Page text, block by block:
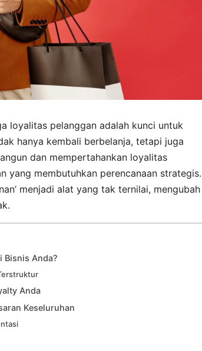
loyalitas pelanggan adalah kunci untuk
hanya kembali berbelanja, tetapi juga
dan mempertahankan loyalitas
yang membutuhkan perencanaan strategis.
menjadi alat yang tak ternilai, mengubah
Bisnis Anda?
Anda
Keseluruhan